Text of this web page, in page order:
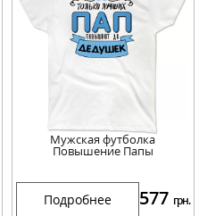
Мужская футболка
Повышение Папы
Подробнее 577 грн.